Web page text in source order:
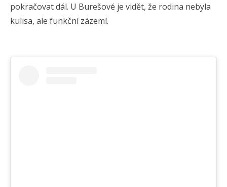
pokračovat dál. U Burešové je vidět, že rodina nebyla
kulisa, ale funkční zázemí.